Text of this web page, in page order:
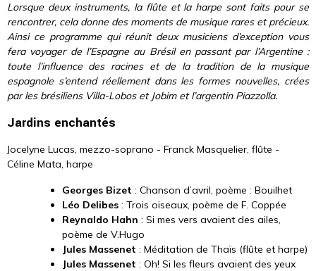
Lorsque deux instruments, la flûte et la harpe sont faits pour se
rencontrer, cela donne des moments de musique rares et précieux.
Ainsi ce programme qui réunit deux musiciens d’exception vous
fera voyager de l’Espagne au Brésil en passant par l’Argentine :
toute l’influence des racines et de la tradition de la musique
espagnole s’entend réellement dans les formes nouvelles, crées
par les brésiliens Villa-Lobos et Jobim et l’argentin Piazzolla.
Jardins enchantés
Jocelyne Lucas, mezzo-soprano - Franck Masquelier, flûte -
Céline Mata, harpe
Georges Bizet : Chanson d’avril, poème : Bouilhet
Léo Delibes: Trois oiseaux, poème de F. Coppée
Reynaldo Hahn : Si mes vers avaient des ailes,
poème de V.Hugo
Jules Massenet : Méditation de Thaïs (flûte et harpe)
Jules Massenet : Oh! Si les fleurs avaient des yeux